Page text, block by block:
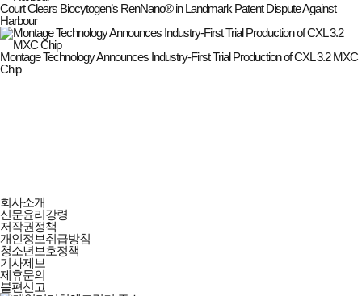
Court Clears Biocytogen’s RenNano® in Landmark Patent Dispute Against
Harbour
Montage Technology Announces Industry-First Trial Production of CXL 3.2 MXC
Chip
데일리리치앤드럭키
회사소개
및
정책안내
회사소개
신문윤리강령
저작권정책
개인정보취급방침
청소년보호정책
기사제보
제휴문의
불편신고